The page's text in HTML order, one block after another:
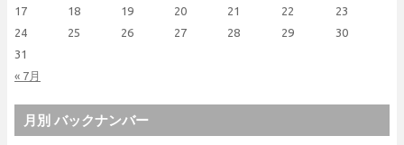
« 7月
17
18 19 20 21 22
23
24
25 26 27 28 29
30
31
月別 バックナンバー